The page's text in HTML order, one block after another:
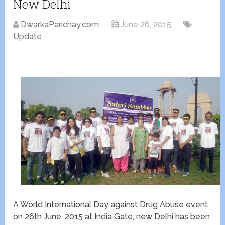
New Delhi
DwarkaParichay.com
June 26, 2015
Update
A World International Day against Drug Abuse event
on 26th June, 2015 at India Gate, new Delhi has been